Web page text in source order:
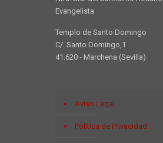
Evangelista
Templo de Santo Domingo
C/. Santo Domingo,1
41.620 - Marchena (Sevilla)
Aviso Legal
Política de Privacidad